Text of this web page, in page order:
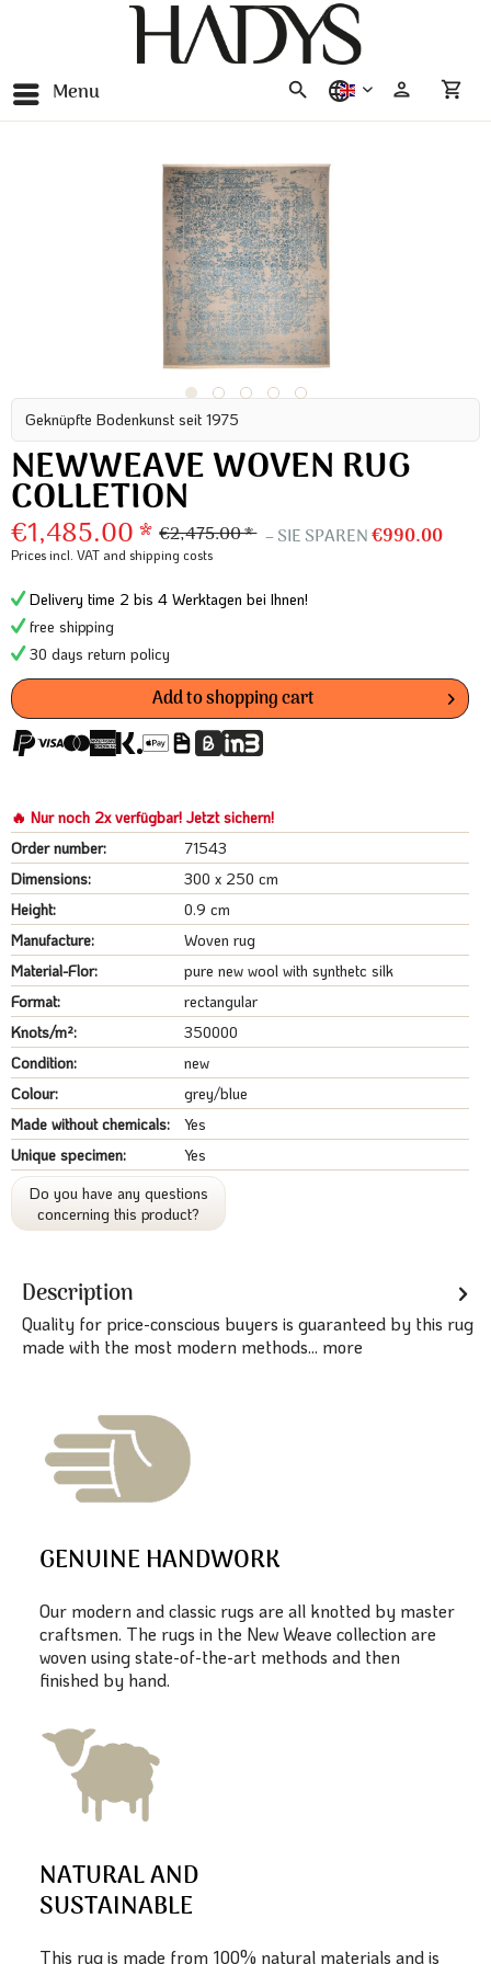
Menu english
Geknüpfte Bodenkunst seit 1975
NEWWEAVE WOVEN RUG
COLLETION
€1,485.00 * €2,475.00 * – SIE SPAREN€990.00
Prices incl. VAT and shipping costs
Delivery time 2 bis 4 Werktagen bei Ihnen!
free shipping
30 days return policy
Add toshopping cart
🔥 Nur noch 2x verfügbar! Jetzt sichern!
Order number:
71543
Dimensions:
300 x 250 cm
Height:
0.9 cm
Manufacture:
Woven rug
Material-Flor:
pure new wool with synthetc silk
Format:
rectangular
Knots/m²:
350000
Condition:
new
Colour:
grey/blue
Made without chemicals:
Yes
Unique specimen:
Yes
Do you have any questions
concerning this product?
Description
Quality for price-conscious buyers is guaranteed by this rug
made with the most modern methods... more
GENUINE HANDWORK
Our modern and classic rugs are all knotted by master
craftsmen. The rugs in the New Weave collection are
woven using state-of-the-art methods and then
finished by hand.
NATURAL AND
SUSTAINABLE
This rug is made from 100% natural materials and is